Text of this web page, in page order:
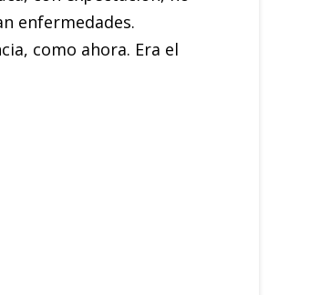
enfermedades.
como ahora. Era el